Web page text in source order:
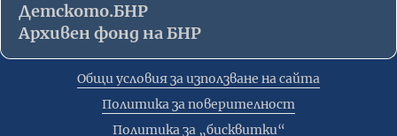
Детското.БНР
Архивен фонд на БНР
Общи условия за използване на сайта
Политика за поверителност
Политика за „бисквитки“